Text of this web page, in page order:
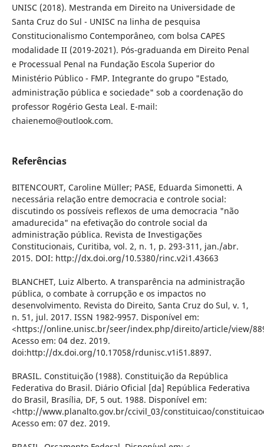
UNISC (2018). Mestranda em Direito na Universidade de
Santa Cruz do Sul - UNISC na linha de pesquisa
Constitucionalismo Contemporâneo, com bolsa CAPES
modalidade II (2019-2021). Pós-graduanda em Direito Penal
e Processual Penal na Fundação Escola Superior do
Ministério Público - FMP. Integrante do grupo "Estado,
administração pública e sociedade" sob a coordenação do
professor Rogério Gesta Leal. E-mail:
chaienemo@outlook.com.
Referências
BITENCOURT, Caroline Müller; PASE, Eduarda Simonetti. A
necessária relação entre democracia e controle social:
discutindo os possíveis reflexos de uma democracia "não
amadurecida" na efetivação do controle social da
administração pública. Revista de Investigações
Constitucionais, Curitiba, vol. 2, n. 1, p. 293-311, jan./abr.
2015. DOI: http://dx.doi.org/10.5380/rinc.v2i1.43663
BLANCHET, Luiz Alberto. A transparência na administração
pública, o combate à corrupção e os impactos no
desenvolvimento. Revista do Direito, Santa Cruz do Sul, v. 1,
n. 51, jul. 2017. ISSN 1982-9957. Disponível em:
<https://online.unisc.br/seer/index.php/direito/article/view/
Acesso em: 04 dez. 2019.
doi:http://dx.doi.org/10.17058/rdunisc.v1i51.8897.
BRASIL. Constituição (1988). Constituição da República
Federativa do Brasil. Diário Oficial [da] República Federativa
do Brasil, Brasília, DF, 5 out. 1988. Disponível em:
<http://www.planalto.gov.br/ccivil_03/constituicao/
Acesso em: 07 dez. 2019.